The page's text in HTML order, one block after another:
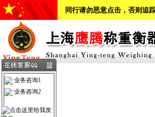
同行请勿恶意点击，否则追
业务咨询1
业务咨询2